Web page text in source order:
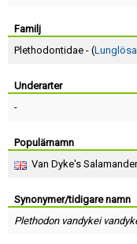
Familj
Plethodontidae - (
Underarter
-
Populärnamn
Van Dyke's Salamander
Synonymer/tidigare namn
Plethodon vandykei
Terms of Service